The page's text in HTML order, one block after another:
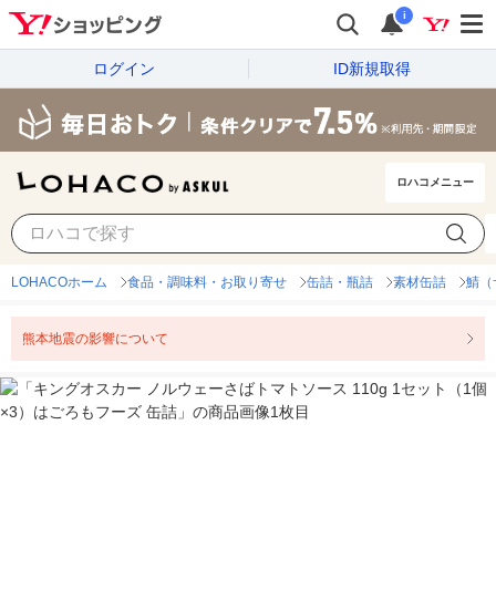
i
ログイン ID新規取得
ロハコメニュー
LOHACOホーム 食品・調味料・お取り寄せ 缶詰・瓶詰 素材缶詰 鯖（
熊本地震の影響について